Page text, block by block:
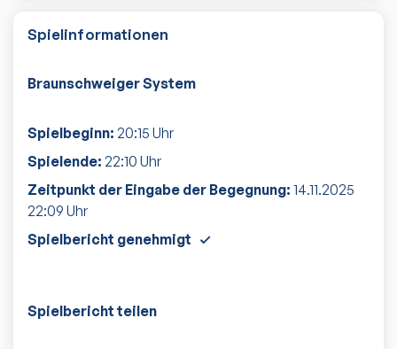
Spielinformationen
Braunschweiger System
Spielbeginn: 20:15 Uhr
Spielende: 22:10 Uhr
Zeitpunkt der Eingabe der Begegnung: 14.11.2025
22:09 Uhr
Spielbericht genehmigt
Spielbericht teilen